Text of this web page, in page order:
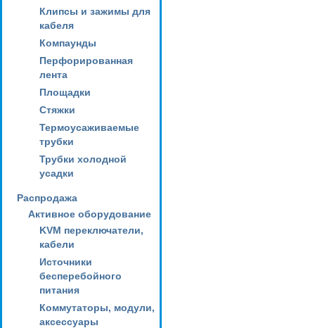
Клипсы и зажимы для
кабеля
Компаунды
Перфорированная
лента
Площадки
Стяжки
Термоусаживаемые
трубки
Трубки холодной
усадки
Распродажа
Активное оборудование
KVM переключатели,
кабели
Источники
бесперебойного
питания
Коммутаторы, модули,
аксессуары